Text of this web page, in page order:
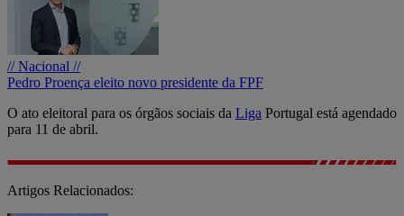
// Nacional //
Pedro Proença eleito novo presidente da FPF
O ato eleitoral para os órgãos sociais da Liga Portugal está agendado
para 11 de abril.
Artigos Relacionados: